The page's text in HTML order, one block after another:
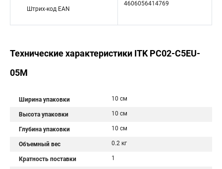
Штрих-код EAN
4606056414769
Технические характеристики ITK PC02-C5EU-
05M
Ширина упаковки 10 см
Высота упаковки 10 см
Глубина упаковки 10 см
Объемный вес 0.2 кг
Кратность поставки 1